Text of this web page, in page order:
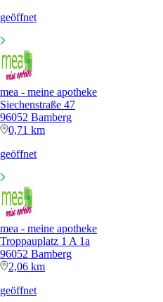
geöffnet
mea - meine apotheke
Siechenstraße 47
96052 Bamberg
0,71 km
geöffnet
mea - meine apotheke
Troppauplatz 1 A 1a
96052 Bamberg
2,06 km
geöffnet